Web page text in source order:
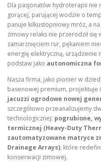
Dla pasjonatów hydroterapii nie
gorącej, parującej wodzie o
panuje kilkustopniowy mróz, a
zimowy relaks nie przerodził się
zamarznięciem rur, pękaniem
energię elektryczną, urządzenie
podstaw jako autonomiczna
Nasza firma, jako pionier w
basenowej premium, projektuje
jacuzzi ogrodowe nowej
szczegółowo przeanalizujemy
technologicznej: pogrubione,
termicznej (Heavy-Duty
zautomatyzowane matryce
Drainage Arrays), które
konserwacji zimowej.